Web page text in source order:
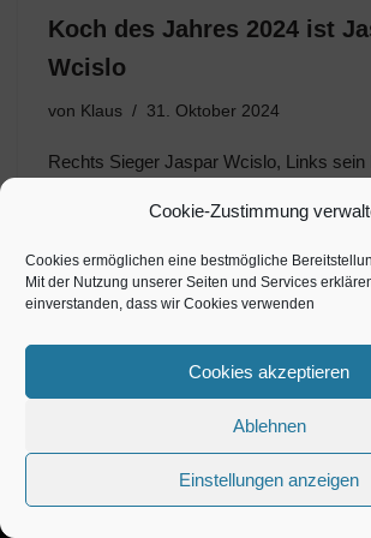
Cookie-Zustimmung
Cookies ermöglichen eine bestmögliche
Mit der Nutzung unserer Seiten und Services
einverstanden, dass wir Cookies verwenden
Cookies akzeptieren
Ablehnen
Einstellungen anzeigen
Koch des Jahres 2024 ist
Wcislo
von Klaus 31. Oktober 2024
Rechts Sieger Jaspar Wcislo, Links sein